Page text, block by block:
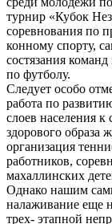
турнир «Кубок
соревнования по
конному спорту,
состязания
по футболу.
Следует особо
работа по
слоев населения к
здорового
организация
работников,
махаллинских
Однако нашим
налаживание еще
трех- этапной